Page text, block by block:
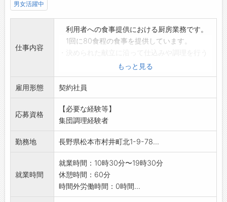
男女活躍中
仕事内容
利用者への食事提供における厨房業務です。
1回に80食程の食事を提供しています。
・完成した料理を食器に盛り付ける
・利用者に合った食事形態にフードプロセッサ
ーなどで加工する
・配膳車で配膳・下膳を行う
・洗浄機を使い、戻ってきた食器を洗浄する
詳しくは、面接時にご説明いたします。
【変更範囲:変更なし】
もっと見る
雇用形態 契約社員
応募資格
【必要な経験等】
集団調理経験者
勤務地 長野県松本市村井町北1-9-78...
就業時間
就業時間：10時30分〜19時30分
休憩時間：60分
時間外労働時間：0時間...